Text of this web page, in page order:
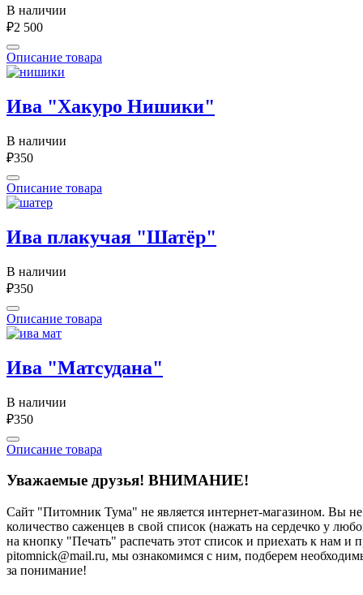
В наличии
₽2 500
Описание товара
Ива "Хакуро Нишики"
В наличии
₽350
Описание товара
Ива плакучая "Шатёр"
В наличии
₽350
Описание товара
Ива "Матсудана"
В наличии
₽350
Описание товара
Уважаемые друзья! ВНИМАНИЕ!
Сайт "Питомник Тума" не является интернет-магазином. Вы
количество саженцев в свой список (нажать на сердечко у
на кнопку "Печать" распечать этот список и приехать к нам
рitоmniсk@mаil.ru, мы ознакомимся с ним, подберем
за понимание!